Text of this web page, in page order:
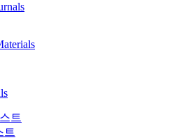
트
트